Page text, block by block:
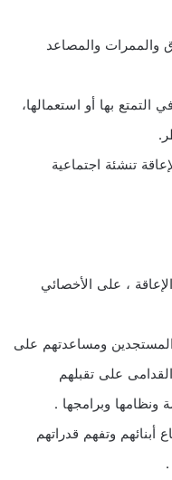
والممرات والمصاعد
بها أو استعمالها،
تنشئة اجتماعية
، على الأخصائي
المستجدين ومساعدتهم على
على تقبلهم
وبرامجها .
أبنائهم وتفهم قدراتهم